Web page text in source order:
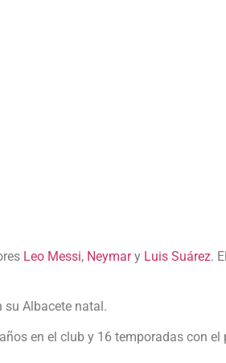
Leo Messi, Neymary Luis Suárez.
su Albacete natal.
en el club y 16 temporadas con el